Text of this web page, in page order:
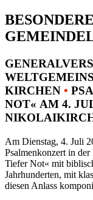
KIRCHEN •
NOT« AM 4.
Am Dienstag, 4. Juli
Psalmenkonzert in
Tiefer Not« mit
Jahrhunderten, mit
diesen Anlass